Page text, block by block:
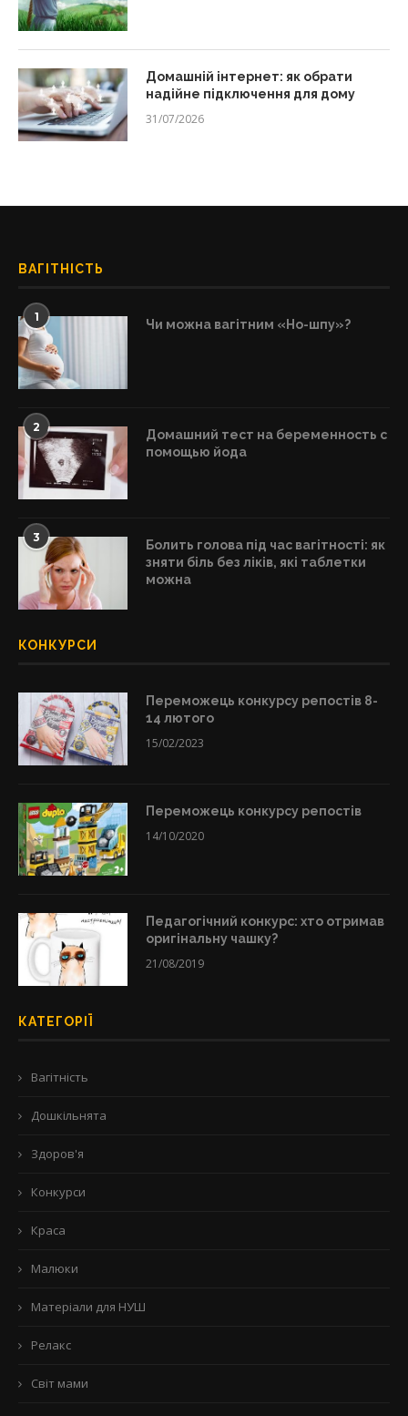
Домашній інтернет: як обрати
надійне підключення для дому
31/07/2026
ВАГІТНІСТЬ
1 Чи можна вагітним «Но-шпу»?
2
Домашний тест на беременность с
помощью йода
3
Болить голова під час вагітності: як
зняти біль без ліків, які таблетки
можна
КОНКУРСИ
Переможець конкурсу репостів 8-
14 лютого
15/02/2023
Переможець конкурсу репостів
14/10/2020
Педагогічний конкурс: хто отримав
оригінальну чашку?
21/08/2019
КАТЕГОРІЇ
Вагітність
Дошкільнята
Здоров'я
Конкурси
Краса
Малюки
Матеріали для НУШ
Релакс
Світ мами